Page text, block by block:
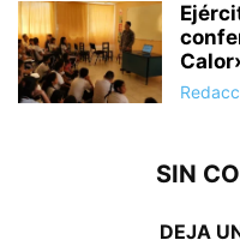
SIN
DEJA